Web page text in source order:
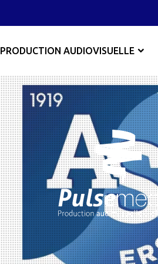
PRODUCTION AUDIOVISUELLE